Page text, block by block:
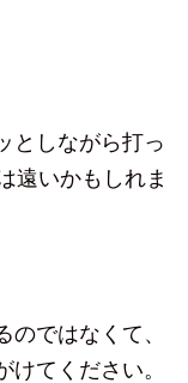
としながら打っ
遠いかもしれま
ではなくて、
てください。